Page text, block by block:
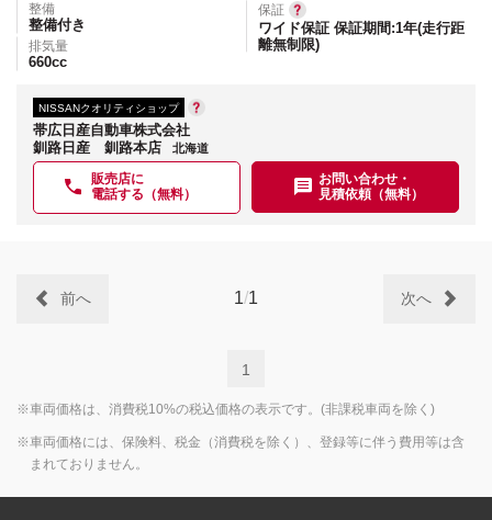
整備
整備付き
排気量
660cc
保証
ワイド保証 保証期間:1年(走行距
離無制限)
NISSANクオリティショップ
帯広日産自動車株式会社
釧路日産 釧路本店
北海道
販売店に
電話する（無料）
お問い合わせ・
見積依頼（無料）
1/1
前へ 次へ
1
※車両価格は、消費税10%の税込価格の表示です。(非課税車両を除く)
※車両価格には、保険料、税金（消費税を除く）、登録等に伴う費用等は含
まれておりません。